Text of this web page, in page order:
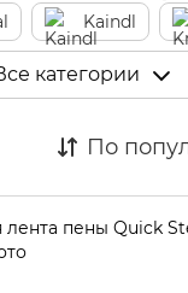
Kaindl
Vitality
категории
По